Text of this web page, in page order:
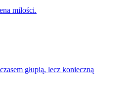
miłości.
głupią, lecz konieczną